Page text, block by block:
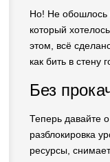
Но! Не обошлось
который
этом, всё
как бить в стену
Без
Теперь давайте
разблокировка
ресурсы,